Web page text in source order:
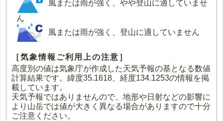
風または雨が強く、やや登山に適していませ
ん
風または雨が強く、登山に適していません
［気象情報ご利用上の注意］
高度別の値は気象庁が作成した天気予報の基となる数値
計算結果です。緯度35.1618、経度134.1253の情報を掲
載しています。
天気予報ではありませんので、地形や日射などの影響に
より山岳では値が大きく異なる場合がありますので十分
ご注意ください。